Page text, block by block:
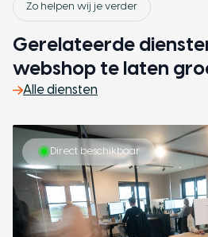
Zo helpen wij je verder
Gerelateerde
webshop te laten
Alle diensten
Direct beschikbaar